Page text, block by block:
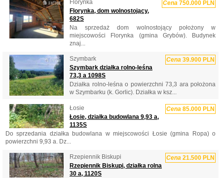
Florynka Cena 750.000 PLN
Florynka, dom wolnostojący,
682S
Na sprzedaż dom wolnostojący położony w
miejscowości Florynka (gmina Grybów). Budynek
znaj...
Szymbark Cena 39.900 PLN
Szymbark działka rolno-leśna
73,3 a 1098S
Działka rolno-leśna o powierzchni 73,3 ara położona
w Szymbarku (k. Gorlic). Działka w ksz...
Łosie Cena 85.000 PLN
Łosie, działka budowlana 9,93 a,
1135S
Do sprzedania działka budowlana w miejscowości Łosie (gmina Ropa) o
powierzchni 9,93 a. Dz...
Rzepiennik Biskupi Cena 21.500 PLN
Rzepiennik Biskupi, działka rolna
30 a, 1120S